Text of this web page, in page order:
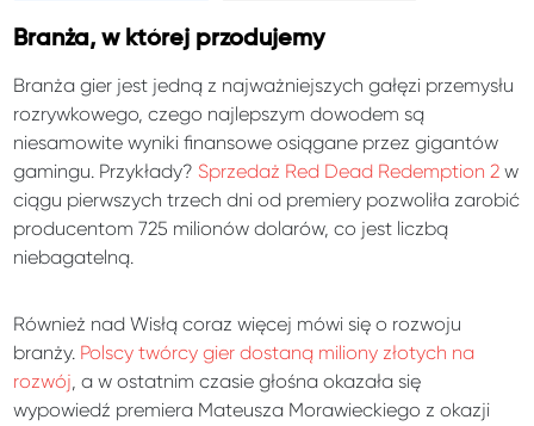
Branża, w której przodujemy
Branża gier jest jedną z najważniejszych gałęzi przemysłu
rozrywkowego, czego najlepszym dowodem są
niesamowite wyniki finansowe osiągane przez gigantów
gamingu. Przykłady? Sprzedaż Red Dead Redemption 2 w
ciągu pierwszych trzech dni od premiery pozwoliła zarobić
producentom 725 milionów dolarów, co jest liczbą
niebagatelną.
Również nad Wisłą coraz więcej mówi się o rozwoju
branży. Polscy twórcy gier dostaną miliony złotych na
rozwój, a w ostatnim czasie głośna okazała się
wypowiedź premiera Mateusza Morawieckiego z okazji